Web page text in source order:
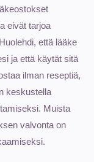
eivät tarjoa
että lääke
ja että käytät sitä
ilman reseptiä,
keskustella
Muista
valvonta on